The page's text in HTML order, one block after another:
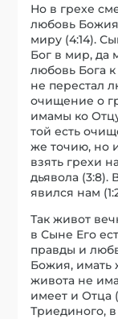
Но в грехе
любовь
миру (4:14).
Бог в мир, да
любовь Бога
не перестал
очищение о
имамы ко
той есть
же точию, но
взять грехи
дьявола
явился нам
Так живот
в Сыне Его
правды и
Божия, имать
живота не
имеет и Отца
Триединого,